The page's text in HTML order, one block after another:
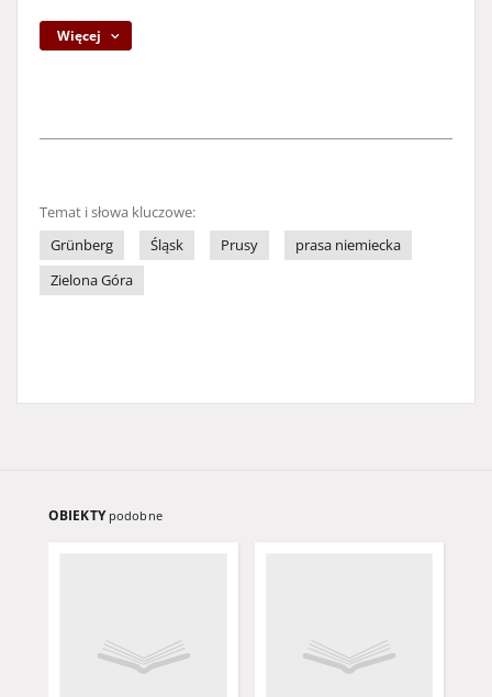
Więcej
Temat i słowa kluczowe:
Grünberg
Śląsk Prusy
prasa niemiecka
Zielona Góra
OBIEKTY podobne